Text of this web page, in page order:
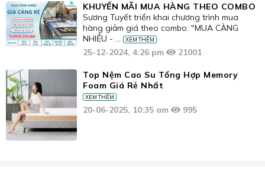
KHUYẾN MÃI MUA HÀNG THEO COMBO
Sương Tuyết triển khai chương trình mua
hàng giảm giá theo combo: "MUA CÀNG
NHIỀU - ...
XEM THÊM
25-12-2024, 4:26 pm 21001
Top Nệm Cao Su Tổng Hợp Memory
Foam Giá Rẻ Nhất
XEM THÊM
20-06-2025, 10:35 am 995